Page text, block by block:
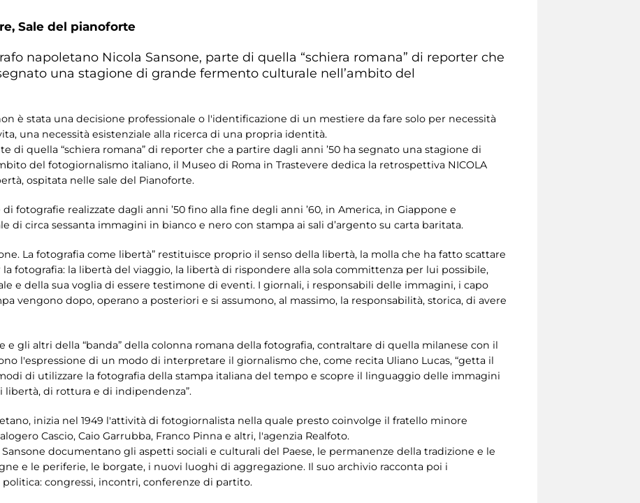
Sale del pianoforte
napoletano Nicola Sansone, parte di quella “schiera romana” di reporter che
una stagione di grande fermento culturale nell’ambito del
è stata una decisione professionale o l'identificazione di un mestiere da fare solo per necessità
una necessità esistenziale alla ricerca di una propria identità.
di quella “schiera romana” di reporter che a partire dagli anni ’50 ha segnato una stagione di
del fotogiornalismo italiano, il Museo di Roma in Trastevere dedica la retrospettiva NICOLA
ospitata nelle sale del Pianoforte.
fotografie realizzate dagli anni ’50 fino alla fine degli anni ’60, in America, in Giappone e
di circa sessanta immagini in bianco e nero con stampa ai sali d’argento su carta baritata.
La fotografia come libertà” restituisce proprio il senso della libertà, la molla che ha fatto scattare
la fotografia: la libertà del viaggio, la libertà di rispondere alla sola committenza per lui possibile,
e della sua voglia di essere testimone di eventi. I giornali, i responsabili delle immagini, i capo
vengono dopo, operano a posteriori e si assumono, al massimo, la responsabilità, storica, di avere
e gli altri della “banda” della colonna romana della fotografia, contraltare di quella milanese con il
l'espressione di un modo di interpretare il giornalismo che, come recita Uliano Lucas, “getta il
di utilizzare la fotografia della stampa italiana del tempo e scopre il linguaggio delle immagini
di rottura e di indipendenza”.
inizia nel 1949 l'attività di fotogiornalista nella quale presto coinvolge il fratello minore
Cascio, Caio Garrubba, Franco Pinna e altri, l'agenzia Realfoto.
documentano gli aspetti sociali e culturali del Paese, le permanenze della tradizione e le
e le periferie, le borgate, i nuovi luoghi di aggregazione. Il suo archivio racconta poi i
congressi, incontri, conferenze di partito.